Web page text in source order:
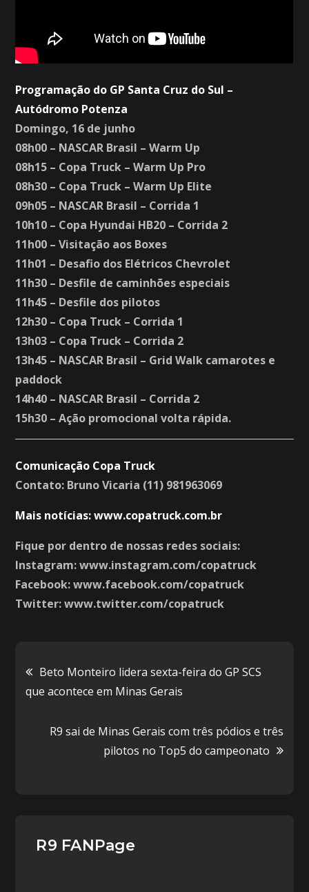
Programação do GP Santa Cruz do Sul –
Autódromo Potenza
Domingo, 16 de junho
08h00 – NASCAR Brasil – Warm Up
08h15 – Copa Truck – Warm Up Pro
08h30 – Copa Truck – Warm Up Elite
09h05 – NASCAR Brasil – Corrida 1
10h10 – Copa Hyundai HB20 – Corrida 2
11h00 – Visitação aos Boxes
11h01 – Desafio dos Elétricos Chevrolet
11h30 – Desfile de caminhões especiais
11h45 – Desfile dos pilotos
12h30 – Copa Truck – Corrida 1
13h03 – Copa Truck – Corrida 2
13h45 – NASCAR Brasil – Grid Walk camarotes e
paddock
14h40 – NASCAR Brasil – Corrida 2
15h30 – Ação promocional volta rápida.
Comunicação Copa Truck
Contato: Bruno Vicaria (11) 981963069
Mais notícias: www.copatruck.com.br
Fique por dentro de nossas redes sociais:
Instagram: www.instagram.com/copatruck
Facebook: www.facebook.com/copatruck
Twitter: www.twitter.com/copatruck
Navegação
de
Beto Monteiro lidera sexta-feira do GP SCS
que acontece em Minas Gerais
R9 sai de Minas Gerais com três pódios e três
pilotos no Top5 do campeonato
R9 FANPage